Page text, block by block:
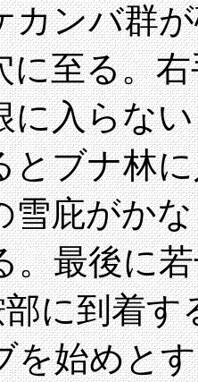
カンバ群
に至る。
に入らな
とブナ林
雪庇がか
。最後に
部に到着
を始めと